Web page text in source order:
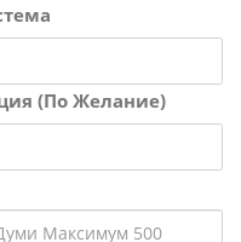
(По Желание)